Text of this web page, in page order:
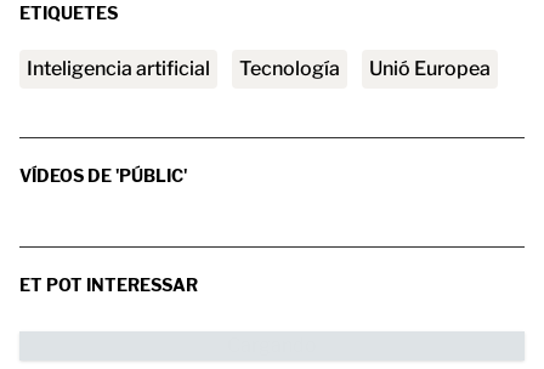
ETIQUETES
Inteligencia artificial tecnología Unió Europea
VÍDEOS DE 'PÚBLIC'
ET POT INTERESSAR